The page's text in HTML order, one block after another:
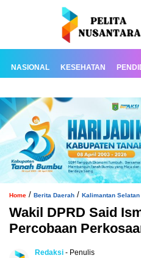
NASIONAL KESEHATAN
Home / Berita Daerah / Kalimantan Selatan
Wakil DPRD Said
Percobaan
Redaksi - Penulis